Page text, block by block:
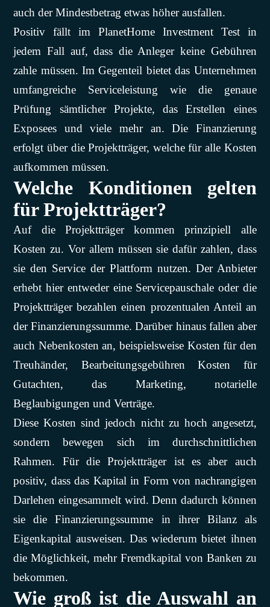
auch der Mindestbetrag etwas höher ausfallen.
Positiv fällt im PlanetHome Investment Test in
jedem Fall auf, dass die Anleger keine Gebühren
zahle müssen. Im Gegenteil bietet das Unternehmen
umfangreiche Serviceleistung wie die genaue
Prüfung sämtlicher Projekte, das Erstellen eines
Exposees und viele mehr an. Die Finanzierung
erfolgt über die Projektträger, welche für alle Kosten
aufkommen müssen.
Welche Konditionen gelten
für Projektträger?
Auf die Projektträger kommen prinzipiell alle
Kosten zu. Vor allem müssen sie dafür zahlen, dass
sie den Service der Plattform nutzen. Der Anbieter
erhebt hier entweder eine Servicepauschale oder die
Projektträger bezahlen einen prozentualen Anteil an
der Finanzierungssumme. Darüber hinaus fallen aber
auch Nebenkosten an, beispielsweise Kosten für den
Treuhänder, Bearbeitungsgebühren Kosten für
Gutachten, das Marketing, notarielle
Beglaubigungen und Verträge.
Diese Kosten sind jedoch nicht zu hoch angesetzt,
sondern bewegen sich im durchschnittlichen
Rahmen. Für die Projektträger ist es aber auch
positiv, dass das Kapital in Form von nachrangigen
Darlehen eingesammelt wird. Denn dadurch können
sie die Finanzierungssumme in ihrer Bilanz als
Eigenkapital ausweisen. Das wiederum bietet ihnen
die Möglichkeit, mehr Fremdkapital von Banken zu
bekommen.
Wie groß ist die Auswahl an